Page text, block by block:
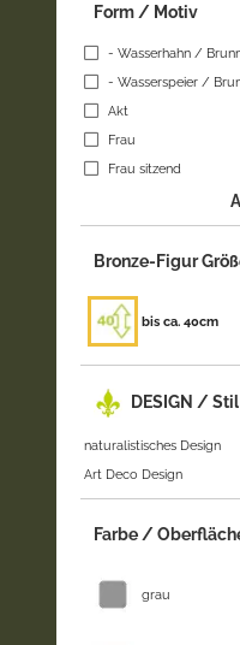
Form / Motiv
- Wasserhahn /
- Wasserspeier /
Akt
Frau
Frau sitzend
Bronze-Figur
bis ca. 40cm
DESIGN / Stil
naturalistisches Design
Art Deco Design
Farbe /
grau